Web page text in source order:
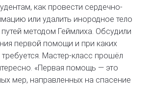
как провести сердечно-
или удалить инородное тело
методом Геймлиха. Обсудили
первой помощи и при каких
Мастер-класс прошёл
«Первая помощь — это
мер, направленных на спасение